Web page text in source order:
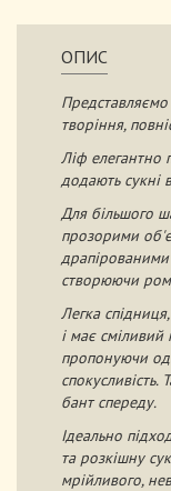
ОПИС
творіння,
Ліф
додають сукні
Для більшого
прозорими
створюючи
Легка
і має сміливий
пропонуючи
спокусливість.
бант спереду.
Ідеально
та розкішну
мрійливого,